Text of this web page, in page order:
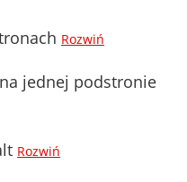
Rozwiń
jednej podstronie
Rozwiń